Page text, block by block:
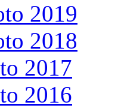
2019
2018
2017
2016